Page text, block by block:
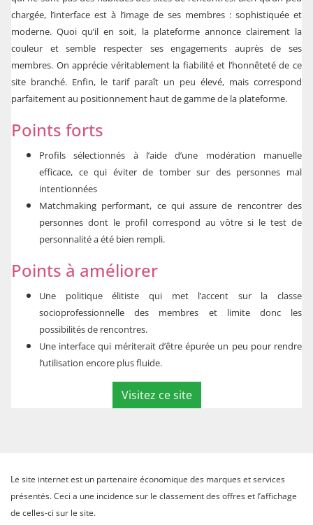
chargée, l’interface est à l’image de ses membres : sophistiquée et
moderne. Quoi qu’il en soit, la plateforme annonce clairement la
couleur et semble respecter ses engagements auprès de ses
membres. On apprécie véritablement la fiabilité et l’honnêteté de ce
site branché. Enfin, le tarif paraît un peu élevé, mais correspond
parfaitement au positionnement haut de gamme de la plateforme.
Points forts
Profils sélectionnés à l’aide d’une modération manuelle
efficace, ce qui éviter de tomber sur des personnes mal
intentionnées
Matchmaking performant, ce qui assure de rencontrer des
personnes dont le profil correspond au vôtre si le test de
personnalité a été bien rempli.
Points à améliorer
Une politique élitiste qui met l’accent sur la classe
socioprofessionnelle des membres et limite donc les
possibilités de rencontres.
Une interface qui mériterait d’être épurée un peu pour rendre
l’utilisation encore plus fluide.
Visitez ce site
Le site internet est un partenaire économique des marques et services
présentés. Ceci a une incidence sur le classement des offres et l’affichage
de celles-ci sur le site.